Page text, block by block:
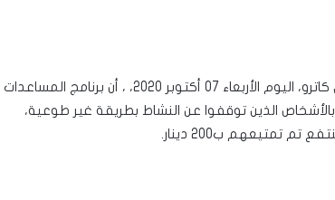
أفاد المدير المركزي للشؤون المالية والمحاسبة، توفيق كاترو، اليوم الأربعاء 07 أكتوبر 2020، ، أن برنامج المساعدات
بالأشخاص الذين توقفوا عن النشاط بطريقة غير طوعية،